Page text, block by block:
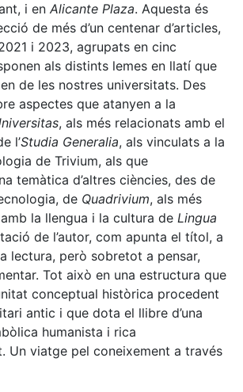
i en Alicante Plaza. Aquesta és
de més d’un centenar d’articles,
i 2023, agrupats en cinc
als distints lemes en llatí que
de les nostres universitats. Des
aspectes que atanyen a la
, als més relacionats amb el
l’Studia Generalia, als vinculats a la
de Trivium, als que
temàtica d’altres ciències, des de
de Quadrivium, als més
la llengua i la cultura de Lingua
de l’autor, com apunta el títol, a
lectura, però sobretot a pensar,
Tot això en una estructura que
conceptual històrica procedent
antic i que dota el llibre d’una
humanista i rica
Un viatge pel coneixement a través